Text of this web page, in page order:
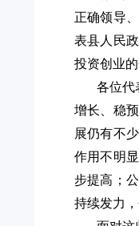
正确领导
表县人民
投资创业
各位代
增长、稳
展仍有不
作用不明
步提高；
持续发力